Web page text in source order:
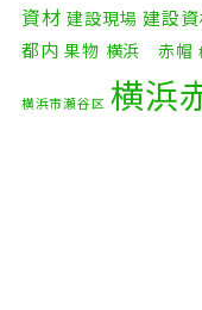
資材 建設現場 建設
都内 果物 横浜 赤帽
横浜市瀬谷区 横浜